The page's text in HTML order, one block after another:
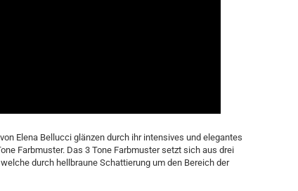
Elena Bellucci glänzen durch ihr intensives und elegantes
Farbmuster. Das 3 Tone Farbmuster setzt sich aus drei
durch hellbraune Schattierung um den Bereich der